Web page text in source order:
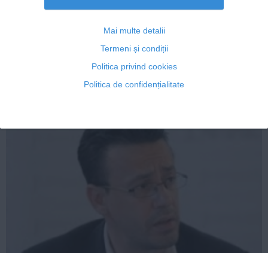
Mai multe detalii
Termeni și condiții
Politica privind cookies
Politica de confidențialitate